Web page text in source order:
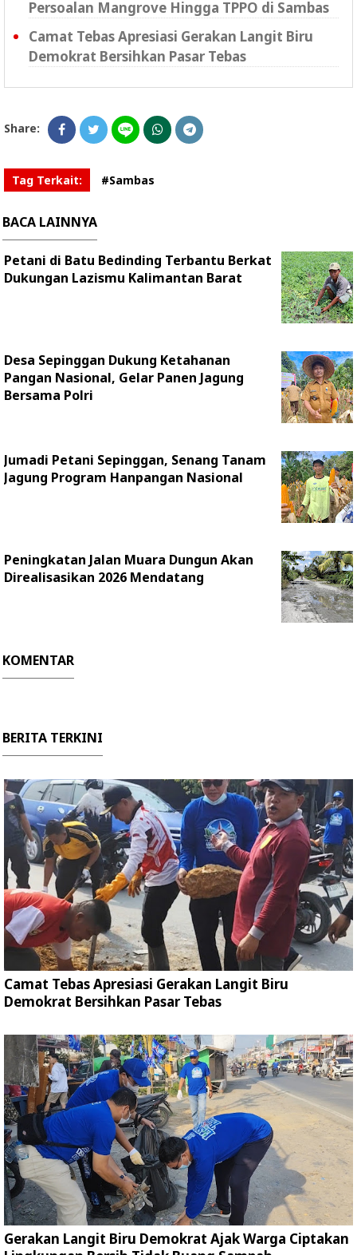
Persoalan Mangrove Hingga TPPO di Sambas
Camat Tebas Apresiasi Gerakan Langit Biru
Demokrat Bersihkan Pasar Tebas
Share:
Tag Terkait: #Sambas
BACA LAINNYA
Petani di Batu Bedinding Terbantu Berkat
Dukungan Lazismu Kalimantan Barat
Desa Sepinggan Dukung Ketahanan
Pangan Nasional, Gelar Panen Jagung
Bersama Polri
Jumadi Petani Sepinggan, Senang Tanam
Jagung Program Hanpangan Nasional
‎Peningkatan Jalan Muara Dungun Akan
Direalisasikan 2026 Mendatang
KOMENTAR
BERITA TERKINI
Camat Tebas Apresiasi Gerakan Langit Biru
Demokrat Bersihkan Pasar Tebas
Gerakan Langit Biru Demokrat Ajak Warga Ciptakan